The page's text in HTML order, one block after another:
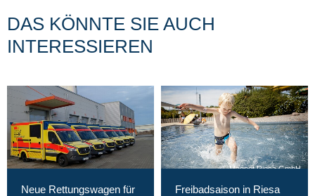
DAS KÖNNTE SIE AUCH
INTERESSIEREN
Neue Rettungswagen für
Magnet Riesa GmbH
Freibadsaison in Riesa